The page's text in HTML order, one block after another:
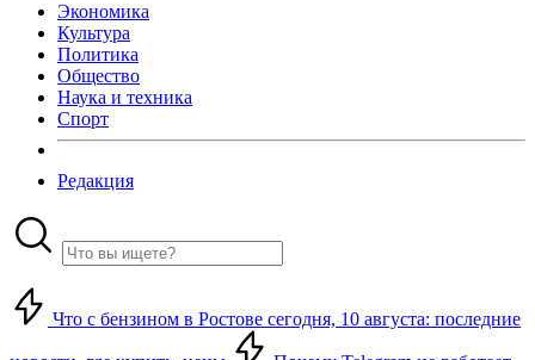
Экономика
Культура
Политика
Общество
Наука и техника
Спорт
Редакция
Что с бензином в Ростове сегодня, 10 августа: последние